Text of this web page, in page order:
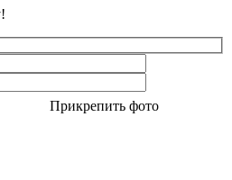
Прикрепить фото